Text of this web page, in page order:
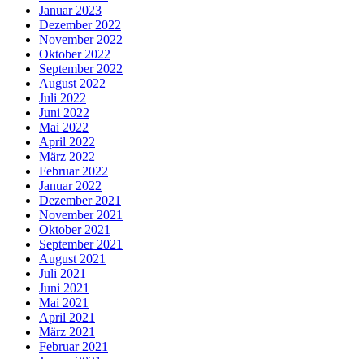
Januar 2023
Dezember 2022
November 2022
Oktober 2022
September 2022
August 2022
Juli 2022
Juni 2022
Mai 2022
April 2022
März 2022
Februar 2022
Januar 2022
Dezember 2021
November 2021
Oktober 2021
September 2021
August 2021
Juli 2021
Juni 2021
Mai 2021
April 2021
März 2021
Februar 2021